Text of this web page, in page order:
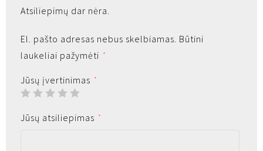
Atsiliepimų dar nėra.
El. pašto adresas nebus skelbiamas. Būtini
laukeliai pažymėti
*
Jūsų įvertinimas *
Jūsų atsiliepimas *